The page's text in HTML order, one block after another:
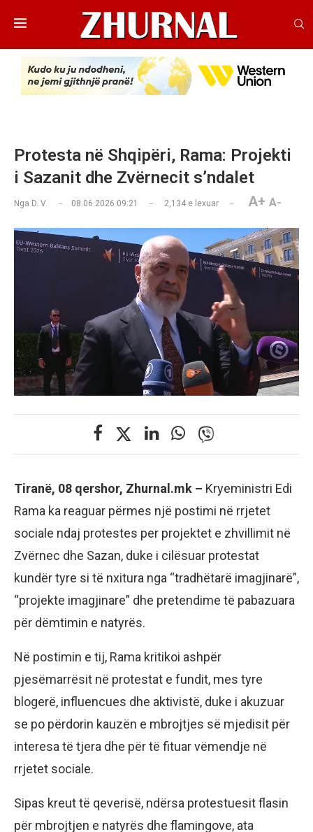
Protesta në Shqipëri, Rama: Projekti
i Sazanit dhe Zvërnecit s’ndalet
Nga D. V. 08.06.2026 09:21 2,134 e lexuar A+ A-
Tiranë, 08 qershor, Zhurnal.mk – Kryeministri Edi
Rama ka reaguar përmes një postimi në rrjetet
sociale ndaj protestes per projektet e zhvillimit në
Zvërnec dhe Sazan, duke i cilësuar protestat
kundër tyre si të nxitura nga “tradhëtarë imagjinarë”,
“projekte imagjinare” dhe pretendime të pabazuara
për dëmtimin e natyrës.
Në postimin e tij, Rama kritikoi ashpër
pjesëmarrësit në protestat e fundit, mes tyre
blogerë, influencues dhe aktivistë, duke i akuzuar
se po përdorin kauzën e mbrojtjes së mjedisit për
interesa të tjera dhe për të fituar vëmendje në
rrjetet sociale.
Sipas kreut të qeverisë, ndërsa protestuesit flasin
për mbrojtjen e natyrës dhe flamingove, ata